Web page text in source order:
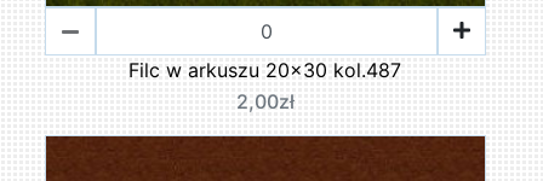
Filc w arkuszu 20x30 kol.487
2,00zł